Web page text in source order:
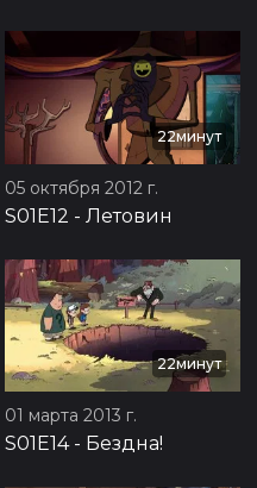
22минут
05 октября 2012 г.
S01E12 - Летовин
22минут
01 марта 2013 г.
S01E14- Бездна!